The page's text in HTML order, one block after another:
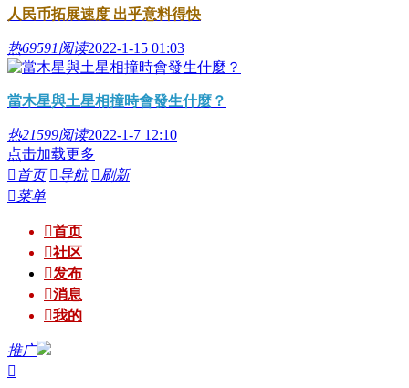
人民币拓展速度 出乎意料得快
热69591阅读2022-1-15 01:03
當木星與土星相撞時會發生什麼？
热21599阅读2022-1-7 12:10
点击加载更多
 首页 导航 刷新
菜单
首页
社区
发布
消息
我的
推广
